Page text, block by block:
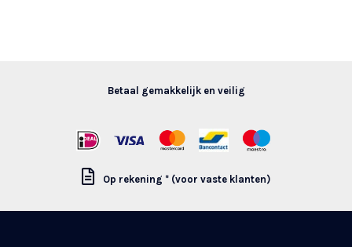
Betaal gemakkelijk en veilig
Op rekening * (voor vaste klanten)